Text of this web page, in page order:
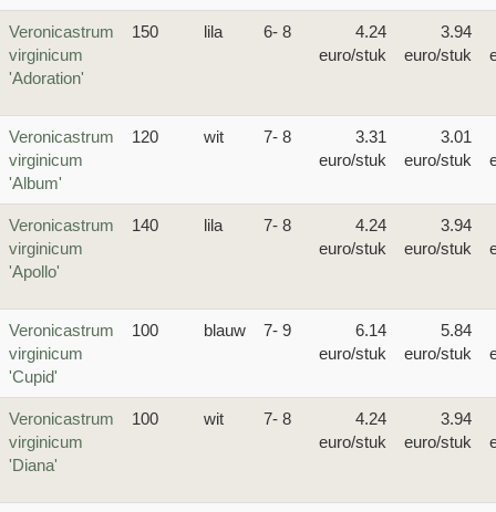
Veronicastrum
virginicum
'Adoration'
150 lila 6- 8
4.24
euro/stuk
3.94
euro/stuk
Veronicastrum
virginicum
'Album'
120 wit 7- 8
3.31
euro/stuk
3.01
euro/stuk
Veronicastrum
virginicum
'Apollo'
140 lila 7- 8
4.24
euro/stuk
3.94
euro/stuk
Veronicastrum
virginicum
'Cupid'
100 blauw 7- 9
6.14
euro/stuk
5.84
euro/stuk
Veronicastrum
virginicum
'Diana'
100 wit 7- 8
4.24
euro/stuk
3.94
euro/stuk